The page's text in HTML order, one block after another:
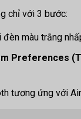
chỉ với 3 bước:
màu trắng
Preferences
tương ứng với